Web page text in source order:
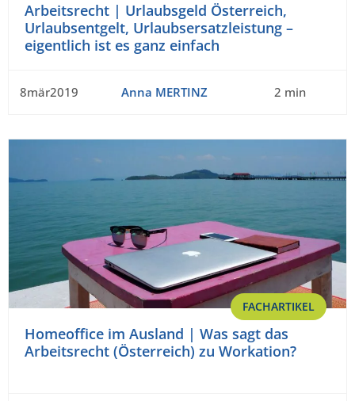
Arbeitsrecht | Urlaubsgeld Österreich,
Urlaubsentgelt, Urlaubsersatzleistung –
eigentlich ist es ganz einfach
8mär2019 Anna MERTINZ 2 min
FACHARTIKEL
Homeoffice im Ausland | Was sagt das
Arbeitsrecht (Österreich) zu Workation?